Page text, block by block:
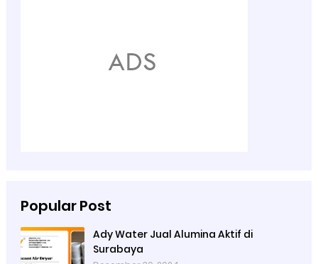
Popular Post
Ady Water Jual Alumina Aktif di
Surabaya